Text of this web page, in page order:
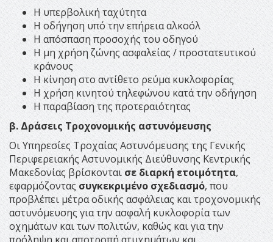
Η υπερβολική ταχύτητα
Η οδήγηση υπό την επήρεια αλκοόλ
Η απόσπαση προσοχής του οδηγού
Η μη χρήση ζώνης ασφαλείας / προστατευτικού
κράνους
Η κίνηση στο αντίθετο ρεύμα κυκλοφορίας
Η χρήση κινητού τηλεφώνου κατά την οδήγηση
Η παραβίαση της προτεραιότητας
β. Δράσεις Τροχονομικής αστυνόμευσης
Οι Υπηρεσίες Τροχαίας Αστυνόμευσης της Γενικής
Περιφερειακής Αστυνομικής Διεύθυνσης Κεντρικής
Μακεδονίας βρίσκονται σε διαρκή ετοιμότητα,
εφαρμόζοντας συγκεκριμένο σχεδιασμό, που
προβλέπει μέτρα οδικής ασφάλειας και τροχονομικής
αστυνόμευσης για την ασφαλή κυκλοφορία των
οχημάτων και των πολιτών, καθώς και για την